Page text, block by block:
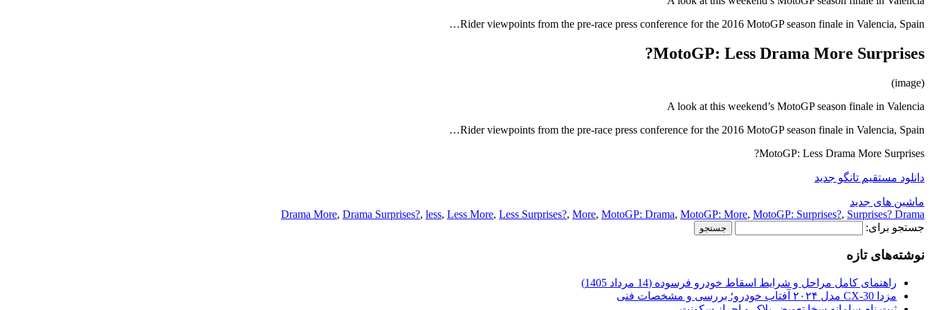
Rider viewpoints from the pre-race press conference for the 2016 MotoGP season finale in Valencia, Spain…
MotoGP: Less Drama More Surprises?
(image)
A look at this weekend’s MotoGP season finale in Valencia
Rider viewpoints from the pre-race press conference for the 2016 MotoGP season finale in Valencia, Spain…
MotoGP: Less Drama More Surprises?
دانلود مستقیم تانگو جدید
ماشین های جدید
Drama More, Drama Surprises?, less, Less More, Less Surprises?, More, MotoGP: Drama, MotoGP: More, MotoGP: Surprises?, Surprises? Drama
جستجو برای:
نوشته‌های تازه
راهنمای کامل مراحل و شرایط اسقاط خودرو فرسوده (14 مرداد 1405)
مزدا CX-30 مدل ۲۰۲۴ آفتاب خودرو؛ بررسی و مشخصات فنی